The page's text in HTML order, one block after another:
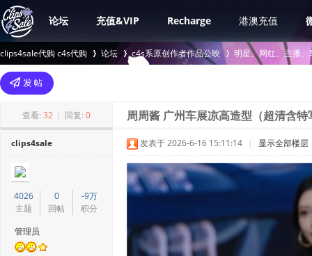
论坛 充值&VIP Recharge 港澳充值
clips4sale代购 c4s代购
>
论坛 c4s系原创作者作品公映
›
明星、网红、主播
查看: 32 | 回复: 0 周周酱 广州车展凉高造型（超清含
clips4sale
4026
主题
0
回帖
-9万
积分
管理员
发表于 2026-6-16 15:11:14 | 显示全部楼层